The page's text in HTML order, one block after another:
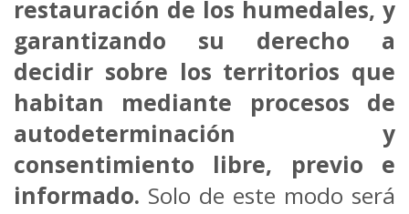
restauración de los humedales, y
garantizando su derecho a
decidir sobre los territorios que
habitan mediante procesos de
autodeterminación y
consentimiento libre, previo e
informado. Solo de este modo será